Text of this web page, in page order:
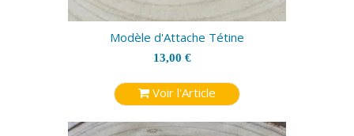
Modèle d'Attache Tétine
13,00 €
Voir l'Article